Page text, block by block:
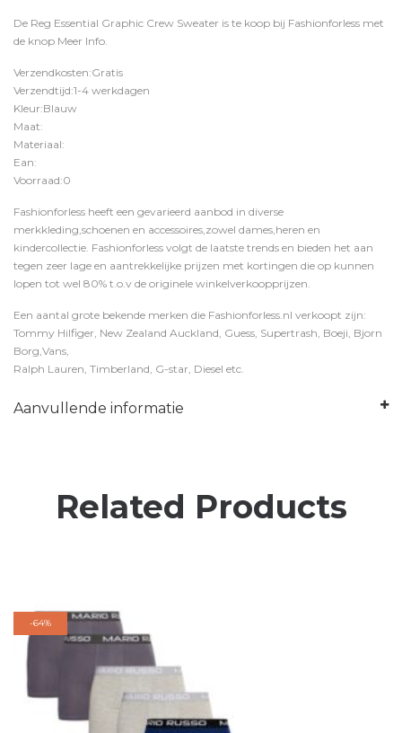
De Reg Essential Graphic Crew Sweater is te koop bij Fashionforless met
de knop Meer Info.
Verzendkosten:Gratis
Verzendtijd:1-4 werkdagen
Kleur:Blauw
Maat:
Materiaal:
Ean:
Voorraad:0
Fashionforless heeft een gevarieerd aanbod in diverse
merkkleding,schoenen en accessoires,zowel dames,heren en
kindercollectie. Fashionforless volgt de laatste trends en bieden het aan
tegen zeer lage en aantrekkelijke prijzen met kortingen die op kunnen
lopen tot wel 80% t.o.v de originele winkelverkoopprijzen.
Een aantal grote bekende merken die Fashionforless.nl verkoopt zijn:
Tommy Hilfiger, New Zealand Auckland, Guess, Supertrash, Boeji, Bjorn
Borg,Vans,
Ralph Lauren, Timberland, G-star, Diesel etc.
Aanvullende informatie
Related Products
-64%